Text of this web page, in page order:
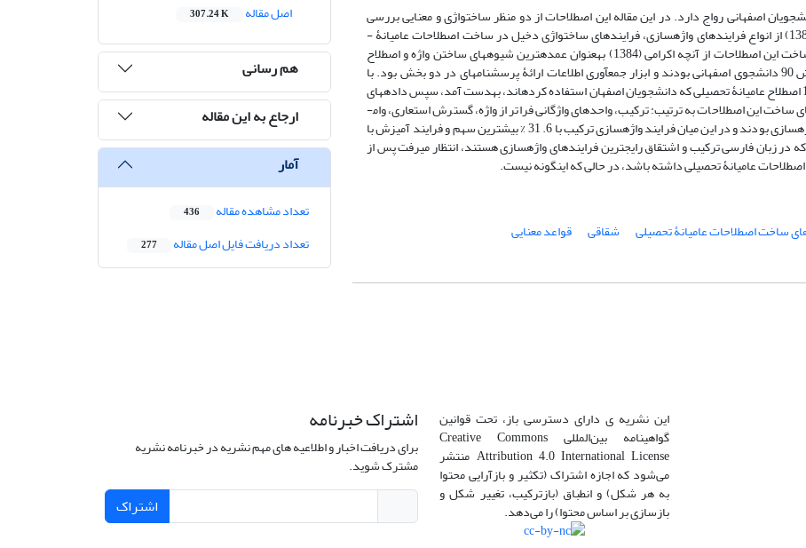
اصفهانی رواج دارد. در این مقاله این اصطلاحات از دو منظر ساخت­واژی و معنایی بررسی
شده ­است. به این منظور با توجه به تقسیم­بندی شقاقی (1386) از انواع فرایند­های واژه­سازی، فرایند­های ساخت­واژی دخیل در ساخت اصطلاحات­ عامیانۀ ­
تحصیلی تعیین ­شد. همچنین در بررسی قواعد معنایی در ساخت این اصطلاحات از آنچه اکرامی (1384) به­عنوان عمده­ترین شیوه­های ساختن واژه و اصطلاح
معرفی کرده ­است، استفاده ­شد. شرکت­کنندگان این پژوهش 90 دانشجوی اصفهانی بودند و ابزار جمع­آوری اطلاعات ارائۀ پرسش­نامه­ای در دو بخش بود. با
بررسی و تحلیل داده­های حاصل از پرسش­نامه در مجموع 160 اصطلاح عامیانۀ تحصیلی که دانشجویان اصفهان استفاده ­کرده­اند، به­دست آمد، سپس داده­های
حاصل از نظر ساخت­واژی تحلیل شد که بر اساس آن فرایند­های ساخت این اصطلاحات به ترتیب: ترکیب، واحد­های واژگانی فراتر از واژه، گسترش استعاری، وام­
گیری، اشتقاق، ابداع، ترکیب- اشتقاق، کوتاه­سازی و سرواژه­سازی بودند و در این میان فرایند واژه­سازی ترکیب با 6. 31 % بیشترین سهم و فرایند آمیزش با
در زبان فارسی ترکیب و اشتقاق رایج­ترین فرایند­های واژه­سازی هستند، انتظار می­رفت پس از
عامیانۀ تحصیلی داشته ­باشد، در حالی که این­گونه نیست.
ساخت اصطلاحات عامیانۀ تحصیلی شقاقی
قواعد معنایی
اصل مقاله
307.24 K
هم رسانی
ارجاع به این مقاله
آمار
تعداد مشاهده مقاله 436
تعداد دریافت فایل اصل مقاله 277
این نشریه ی دارای دسترسی باز، تحت قوانین
گواهینامه بین‌المللی Creative Commons
Attribution 4.0 International License منتشر
می‌شود که اجازه اشتراک (تکثیر و بازآرایی محتوا
به هر شکل) و انطباق (بازترکیب، تغییر شکل و
بازسازی بر اساس محتوا) را می‌دهد.
اشتراک خبرنامه
برای دریافت اخبار و اطلاعیه های مهم نشریه در خبرنامه نشریه
مشترک شوید.
اشتراک